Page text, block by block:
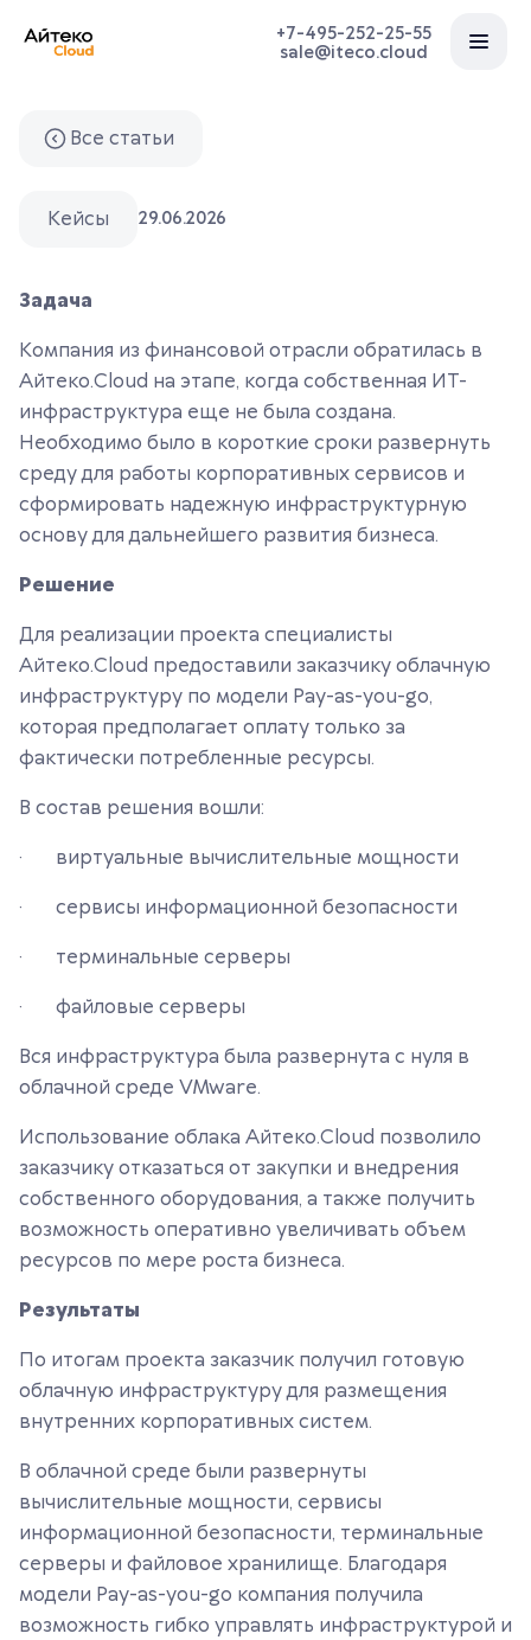
sale@iteco.cloud
+7-495-252-25-55
Все статьи
Кейсы 29.06.2026
Задача
Компания из финансовой отрасли обратилась в
Айтеко.Cloud на этапе, когда собственная ИТ-
инфраструктура еще не была создана.
Необходимо было в короткие сроки развернуть
среду для работы корпоративных сервисов и
сформировать надежную инфраструктурную
основу для дальнейшего развития бизнеса.
Решение
Для реализации проекта специалисты
Айтеко.Cloud предоставили заказчику облачную
инфраструктуру по модели Pay-as-you-go,
которая предполагает оплату только за
фактически потребленные ресурсы.
В состав решения вошли:
· виртуальные вычислительные мощности
· сервисы информационной безопасности
· терминальные серверы
· файловые серверы
Вся инфраструктура была развернута с нуля в
облачной среде VMware.
Использование облака Айтеко.Cloud позволило
заказчику отказаться от закупки и внедрения
собственного оборудования, а также получить
возможность оперативно увеличивать объем
ресурсов по мере роста бизнеса.
Результаты
По итогам проекта заказчик получил готовую
облачную инфраструктуру для размещения
внутренних корпоративных систем.
В облачной среде были развернуты
вычислительные мощности, сервисы
информационной безопасности, терминальные
серверы и файловое хранилище. Благодаря
модели Pay-as-you-go компания получила
возможность гибко управлять инфраструктурой и